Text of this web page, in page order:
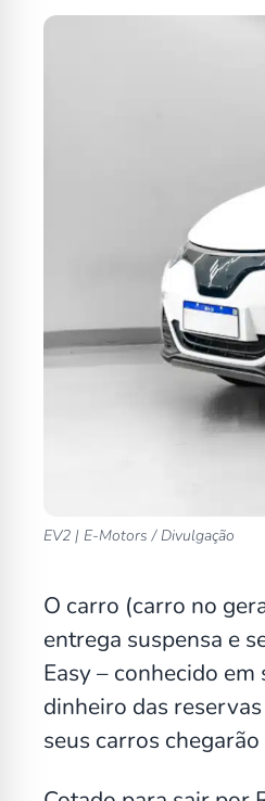
EV2 | E-Motors / Divulgação
O carro (carro no
entrega suspensa e
Easy – conhecido
dinheiro das
seus carros chegarão